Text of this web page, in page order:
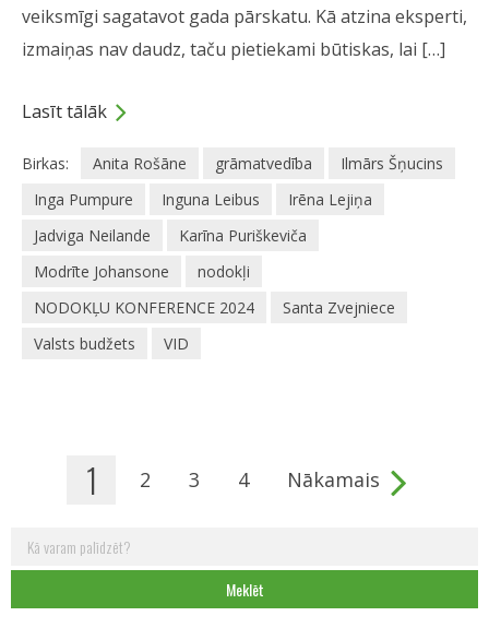
veiksmīgi sagatavot gada pārskatu. Kā atzina eksperti,
izmaiņas nav daudz, taču pietiekami būtiskas, lai […]
Lasīt tālāk
Birkas: Anita Rošāne grāmatvedība
Ilmārs Šņucins
Inga Pumpure
Inguna Leibus
Irēna Lejiņa
Jadviga Neilande
Karīna Puriškeviča​
Modrīte Johansone
nodokļi
NODOKĻU KONFERENCE 2024
Santa Zvejniece
Valsts budžets
VID
1 2 3 4 Nākamais
Meklēt: